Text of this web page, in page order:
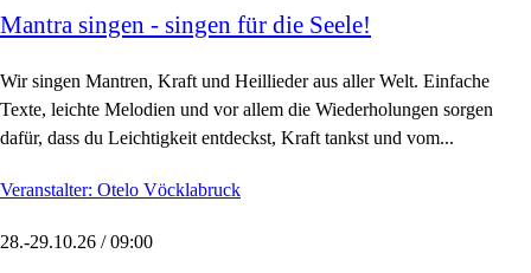
Mantra singen - singen für die Seele!
Wir singen Mantren, Kraft und Heillieder aus aller Welt. Einfache
Texte, leichte Melodien und vor allem die Wiederholungen sorgen
dafür, dass du Leichtigkeit entdeckst, Kraft tankst und vom...
Veranstalter: Otelo Vöcklabruck
28.-29.10.26 / 09:00